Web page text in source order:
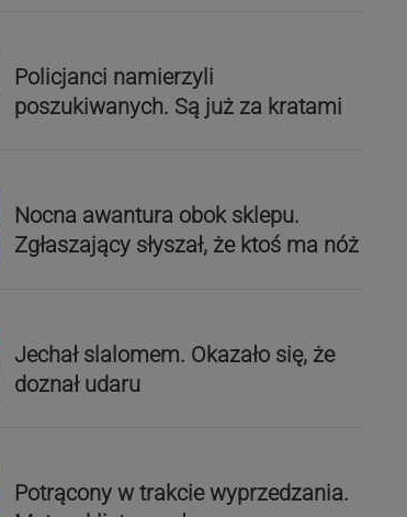
Policjanci namierzyli
poszukiwanych. Są już za kratami
Nocna awantura obok sklepu.
Zgłaszający słyszał, że ktoś ma nóż
Jechał slalomem. Okazało się, że
doznał udaru
Potrącony w trakcie wyprzedzania.